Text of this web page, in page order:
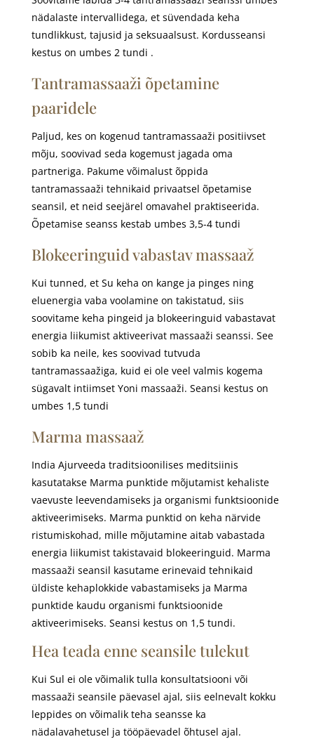
nädalaste intervallidega, et süvendada keha
tundlikkust, tajusid ja seksuaalsust. Kordusseansi
kestus on umbes 2 tundi .
Tantramassaaži õpetamine
paaridele
Paljud, kes on kogenud tantramassaaži positiivset
mõju, soovivad seda kogemust jagada oma
partneriga. Pakume võimalust õppida
tantramassaaži tehnikaid privaatsel õpetamise
seansil, et neid seejärel omavahel praktiseerida.
Õpetamise seanss kestab umbes 3,5-4 tundi
Blokeeringuid vabastav massaaž
Kui tunned, et Su keha on kange ja pinges ning
eluenergia vaba voolamine on takistatud, siis
soovitame keha pingeid ja blokeeringuid vabastavat
energia liikumist aktiveerivat massaaži seanssi. See
sobib ka neile, kes soovivad tutvuda
tantramassaažiga, kuid ei ole veel valmis kogema
sügavalt intiimset Yoni massaaži. Seansi kestus on
umbes 1,5 tundi
Marma massaaž
India Ajurveeda traditsioonilises meditsiinis
kasutatakse Marma punktide mõjutamist kehaliste
vaevuste leevendamiseks ja organismi funktsioonide
aktiveerimiseks. Marma punktid on keha närvide
ristumiskohad, mille mõjutamine aitab vabastada
energia liikumist takistavaid blokeeringuid. Marma
massaaži seansil kasutame erinevaid tehnikaid
üldiste kehaplokkide vabastamiseks ja Marma
punktide kaudu organismi funktsioonide
aktiveerimiseks. Seansi kestus on 1,5 tundi.
Hea teada enne seansile tulekut
Kui Sul ei ole võimalik tulla konsultatsiooni või
massaaži seansile päevasel ajal, siis eelnevalt kokku
leppides on võimalik teha seansse ka
nädalavahetusel ja tööpäevadel õhtusel ajal.